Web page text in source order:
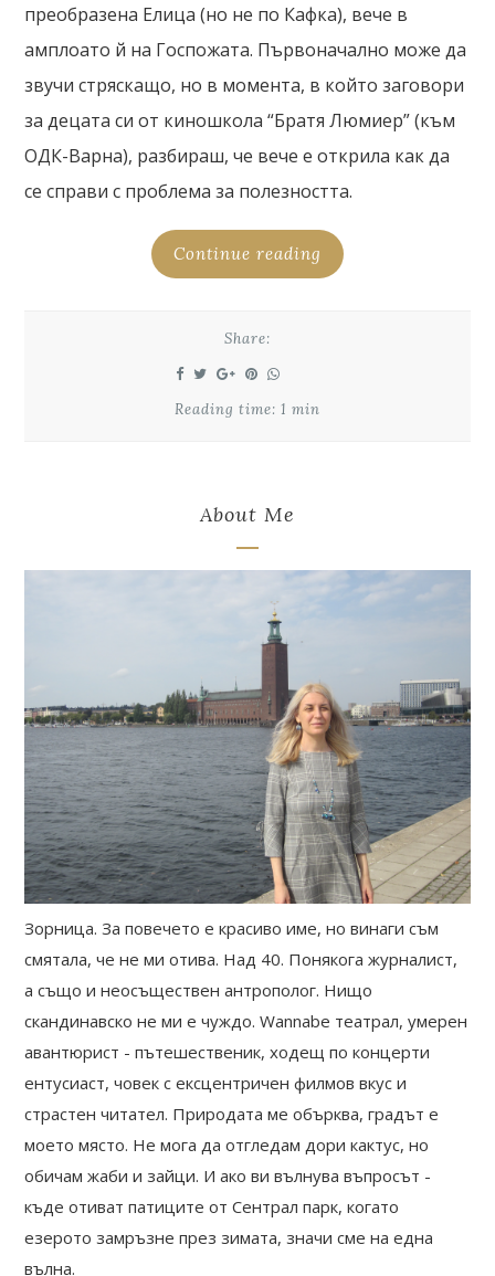
преобразена Елица (но не по Кафка), вече в
амплоато й на Госпожата. Първоначално може да
звучи стряскащо, но в момента, в който заговори
за децата си от киношкола “Братя Люмиер” (към
ОДК-Варна), разбираш, че вече е открила как да
се справи с проблема за полезността.
Continue reading
Share:
Reading time: 1 min
About Me
Зорница. За повечето е красиво име, но винаги съм
смятала, че не ми отива. Над 40. Понякога журналист,
а също и неосъществен антрополог. Нищо
скандинавско не ми е чуждо. Wannabe театрал, умерен
авантюрист - пътешественик, ходещ по концерти
ентусиаст, човек с ексцентричен филмов вкус и
страстен читател. Природата ме обърква, градът е
моето място. Не мога да отгледам дори кактус, но
обичам жаби и зайци. И ако ви вълнува въпросът -
къде отиват патиците от Сентрал парк, когато
езерото замръзне през зимата, значи сме на една
вълна.